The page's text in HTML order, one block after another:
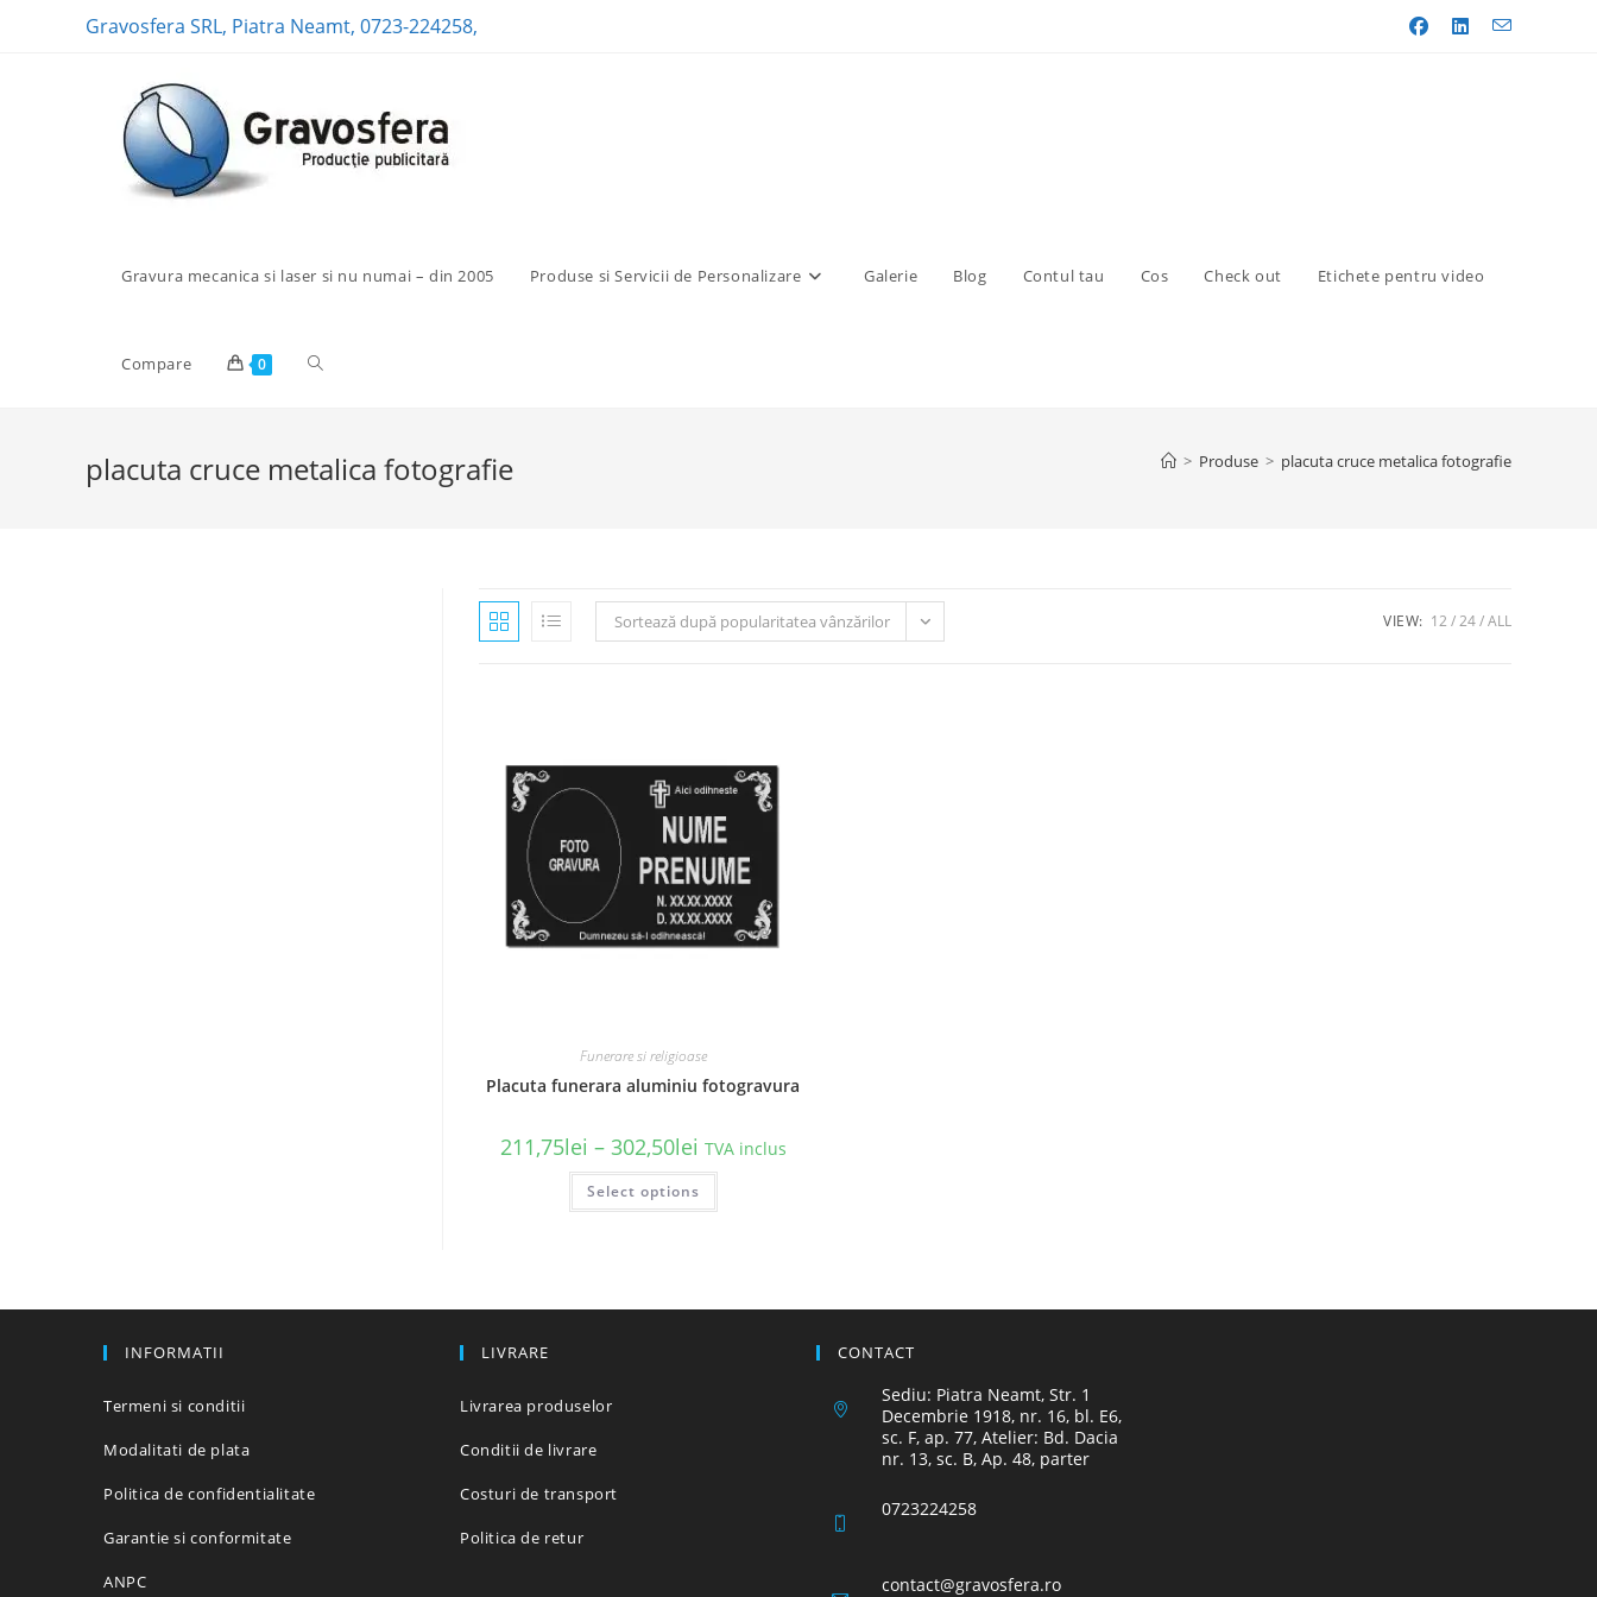
Gravosfera SRL, Piatra Neamt, 0723-224258,
Gravura mecanica si laser si nu numai – din 2005 Produse si Servicii de Personalizare Galerie Blog Contul tau Cos Check out Etichete pentru video
Compare 0 Toggle
placuta cruce metalica fotografie > Produse > placuta cruce metalica fotografie
Sortează după popularitatea vânzărilor VIEW: 12 24 ALL
Funerare si religioase
Placuta funerara aluminiu fotogravura
211,75lei – 302,50lei Interval
de
prețuri:
211,75lei
până
TVA inclus
Select options
Acest
are
fi
INFORMATII
Termeni si conditii
Modalitati de plata
Politica de confidentialitate
Garantie si conformitate
ANPC
LIVRARE
Livrarea produselor
Conditii de livrare
Costuri de transport
Politica de retur
CONTACT
Sediu: Piatra Neamt, Str. 1
Decembrie 1918, nr. 16, bl. E6,
sc. F, ap. 77, Atelier: Bd. Dacia
nr. 13, sc. B, Ap. 48, parter
0723224258
contact@gravosfera.roOpens